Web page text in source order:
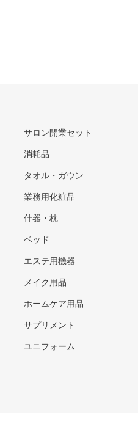
サロン開業セット
消耗品
タオル・ガウン
業務用化粧品
什器・枕
ベッド
エステ用機器
メイク用品
ホームケア用品
サプリメント
ユニフォーム